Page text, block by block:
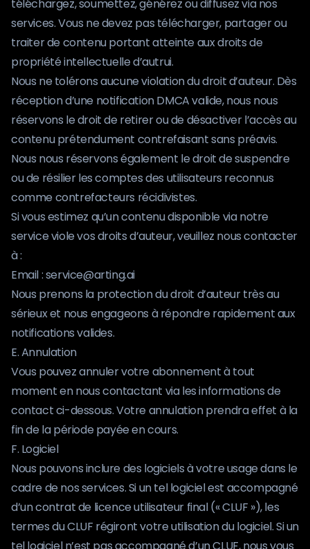
téléchargez, soumettez, générez ou diffusez via nos
services. Vous ne devez pas télécharger, partager ou
traiter de contenu portant atteinte aux droits de
propriété intellectuelle d’autrui.
Nous ne tolérons aucune violation du droit d’auteur. Dès
réception d’une notification DMCA valide, nous nous
réservons le droit de retirer ou de désactiver l’accès au
contenu prétendument contrefaisant sans préavis.
Nous nous réservons également le droit de suspendre
ou de résilier les comptes des utilisateurs reconnus
comme contrefacteurs récidivistes.
Si vous estimez qu’un contenu disponible via notre
service viole vos droits d’auteur, veuillez nous contacter
à :
Email :service@arting.ai
Nous prenons la protection du droit d’auteur très au
sérieux et nous engageons à répondre rapidement aux
notifications valides.
E. Annulation
Vous pouvez annuler votre abonnement à tout
moment en nous contactant via les informations de
contact ci-dessous. Votre annulation prendra effet à la
fin de la période payée en cours.
F. Logiciel
Nous pouvons inclure des logiciels à votre usage dans le
cadre de nos services. Si un tel logiciel est accompagné
d’un contrat de licence utilisateur final (« CLUF »), les
termes du CLUF régiront votre utilisation du logiciel. Si un